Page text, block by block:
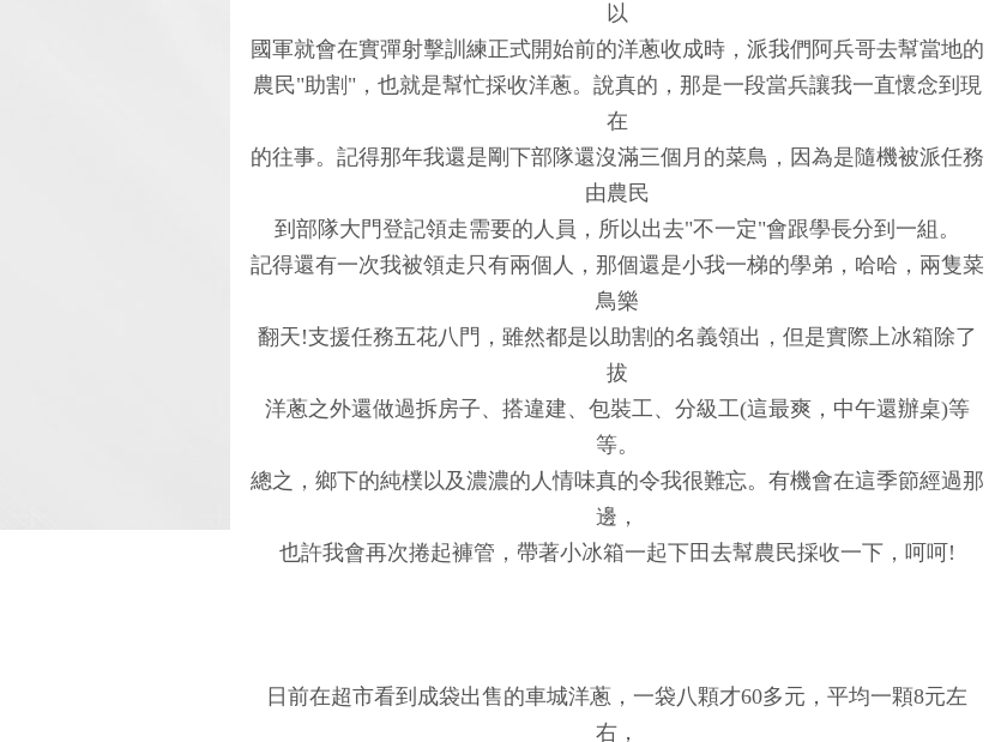
以
國軍就會在實彈射擊訓練正式開始前的洋蔥收成時，派我們阿兵哥去幫當地的
農民"助割"，也就是幫忙採收洋蔥。說真的，那是一段當兵讓我一直懷念到現
在
的往事。記得那年我還是剛下部隊還沒滿三個月的菜鳥，因為是隨機被派任務
由農民
到部隊大門登記領走需要的人員，所以出去"不一定"會跟學長分到一組。
記得還有一次我被領走只有兩個人，那個還是小我一梯的學弟，哈哈，兩隻菜
鳥樂
翻天!支援任務五花八門，雖然都是以助割的名義領出，但是實際上冰箱除了
拔
洋蔥之外還做過拆房子、搭違建、包裝工、分級工(這最爽，中午還辦桌)等
等。
總之，鄉下的純樸以及濃濃的人情味真的令我很難忘。有機會在這季節經過那
邊，
也許我會再次捲起褲管，帶著小冰箱一起下田去幫農民採收一下，呵呵!
日前在超市看到成袋出售的車城洋蔥，一袋八顆才60多元，平均一顆8元左
右，